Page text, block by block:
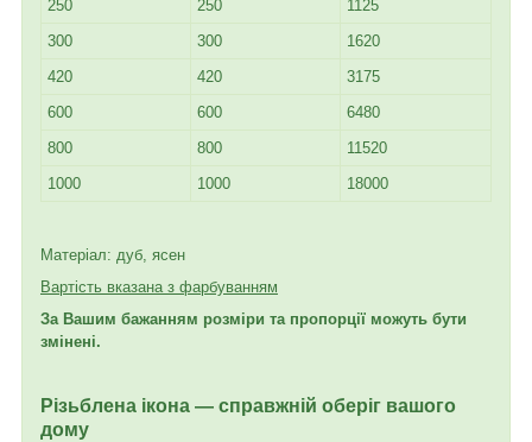
250
250
1125
300
300
1620
420
420
3175
600
600
6480
800
800
11520
1000
1000 18000
Матеріал: дуб, ясен
Вартість вказана з фарбуванням
За Вашим бажанням розміри та пропорції можуть бути
змінені.
Різьблена ікона — справжній оберіг вашого
дому